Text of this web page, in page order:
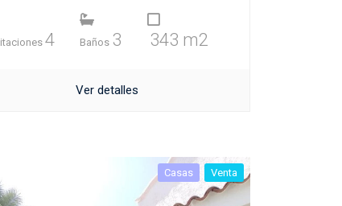
4 Baños 3 343 m2
Ver detalles
Casas Venta